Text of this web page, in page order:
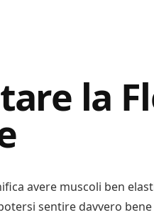
la
avere muscoli ben
sentire davvero